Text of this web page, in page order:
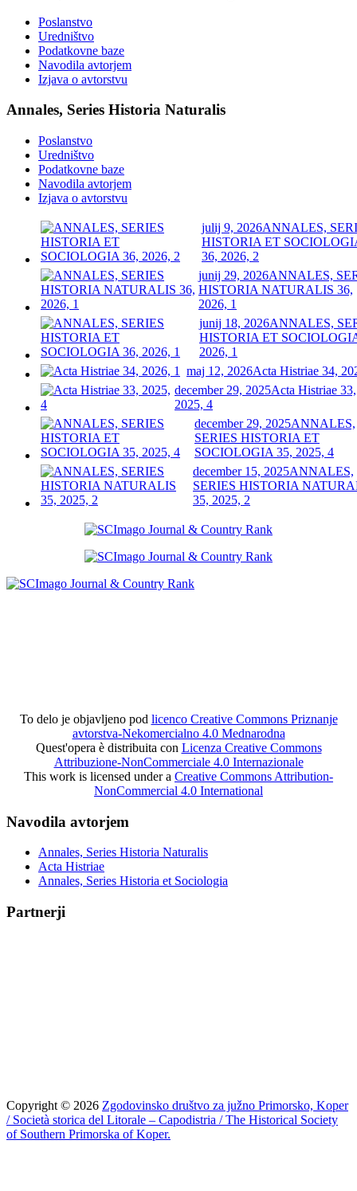
Poslanstvo
Uredništvo
Podatkovne baze
Navodila avtorjem
Izjava o avtorstvu
Annales, Series Historia Naturalis
Poslanstvo
Uredništvo
Podatkovne baze
Navodila avtorjem
Izjava o avtorstvu
julij 9, 2026ANNALES,
HISTORIA ET
36, 2026, 2
junij 29, 2026ANNALES,
HISTORIA NATURALIS 36,
2026, 1
junij 18, 2026ANNALES,
HISTORIA ET
2026, 1
maj 12, 2026Acta Histriae 34,
december 29, 2025Acta Histriae 33,
2025, 4
december 29, 2025ANNALES,
SERIES HISTORIA ET
SOCIOLOGIA 35, 2025, 4
december 15, 2025ANNALES,
SERIES HISTORIA
35, 2025, 2
To delo je objavljeno pod licenco Creative Commons Priznanje
avtorstva-Nekomercialno 4.0 Mednarodna
Quest'opera è distribuita con Licenza Creative Commons
Attribuzione-NonCommerciale 4.0 Internazionale
This work is licensed under a Creative Commons Attribution-
NonCommercial 4.0 International
Navodila avtorjem
Annales, Series Historia Naturalis
Acta Histriae
Annales, Series Historia et Sociologia
Partnerji
Copyright © 2026 Zgodovinsko društvo za južno Primorsko, Koper
/ Società storica del Litorale – Capodistria / The Historical Society
of Southern Primorska of Koper.